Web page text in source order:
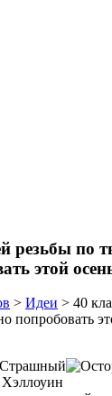
резьбы по
этой
> Идеи > 40
попробовать